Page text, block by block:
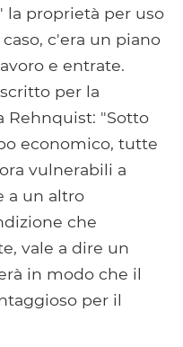
la proprietà per uso
c'era un piano
e entrate.
per la
Rehnquist: "Sotto
economico, tutte
vulnerabili a
a un altro
che
vale a dire un
in modo che il
per il